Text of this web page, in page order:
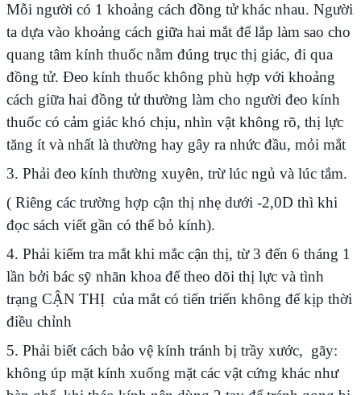
Mỗi người có 1 khoảng cách đồng tử khác nhau. Người
ta dựa vào khoảng cách giữa hai mắt để lắp làm sao cho
quang tâm kính thuốc nằm đúng trục thị giác, đi qua
đồng tử. Đeo kính thuốc không phù hợp với khoảng
cách giữa hai đồng tử thường làm cho người đeo kính
thuốc có cảm giác khó chịu, nhìn vật không rõ, thị lực
tăng ít và nhất là thường hay gây ra nhức đầu, mỏi mắt
3. Phải đeo kính thường xuyên, trừ lúc ngủ và lúc tắm.
( Riêng các trường hợp cận thị nhẹ dưới -2,0D thì khi
đọc sách viết gần có thể bỏ kính).
4. Phải kiểm tra mắt khi mắc cận thị, từ 3 đến 6 tháng 1
lần bởi bác sỹ nhãn khoa để theo dõi thị lực và tình
trạng CẬN THỊ của mắt có tiến triển không để kịp thời
điều chỉnh
5. Phải biết cách bảo vệ kính tránh bị trầy xước, gãy:
không úp mặt kính xuống mặt các vật cứng khác như